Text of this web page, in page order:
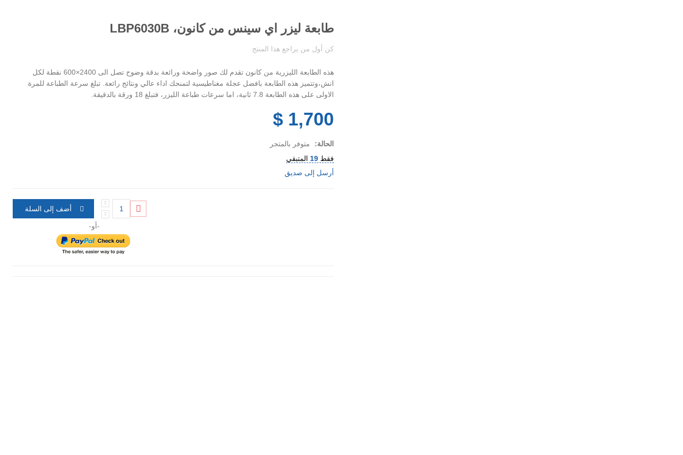
طابعة ليزر اي سينس من كانون، LBP6030B
كن أول من يراجع هذا المنتج
هذه الطابعة الليزرية من كانون تقدم لك صور واضحة ورائعة بدقة وضوح تصل الى 2400×600 نقطة لكل
انش،وتتميز هذه الطابعة بافضل عجلة مغناطيسية لتمنحك اداء عالي ونتائج رائعة. تبلغ سرعة الطباعة للمرة
الاولى على هذه الطابعة 7.8 ثانية، اما سرعات طباعة الليزر، فتبلغ 18 ورقة بالدقيقة.
1,700 $
الحالة:
متوفر بالمتجر
فقط 19 المتبقي
أرسل إلى صديق
أضف إلى السلة
-أو-